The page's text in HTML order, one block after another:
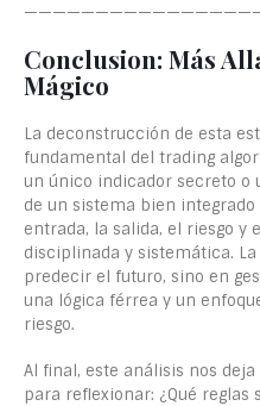
Conclusion: Más
Mágico
La deconstrucción de esta
fundamental del trading
un único indicador secreto o
de un sistema bien
entrada, la salida, el riesgo y
disciplinada y sistemática.
predecir el futuro, sino en
una lógica férrea y un
riesgo.
Al final, este análisis nos
para reflexionar: ¿Qué